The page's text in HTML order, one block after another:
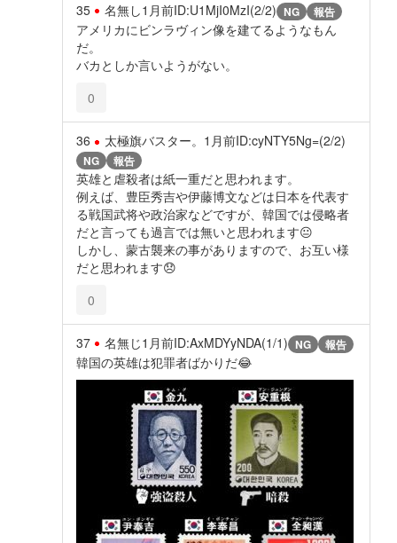
35 名無し1月前ID:U1MjI0MzI(2/2) NG 報告
アメリカにビンラヴィン像を建てるようなもん
だ。
バカとしか言いようがない。
0
36 太極旗バスター。 1月前ID:cyNTY5Ng=(2/2)
NG 報告
英雄と虐殺者は紙一重だと思われます。
例えば、豊臣秀吉や伊藤博文などは日本を代表す
る戦国武将や政治家などですが、韓国では侵略者
だと言っても過言では無いと思われます😐️
しかし、蒙古襲来の事がありますので、お互い様
だと思われます😞
0
37 名無じ1月前ID:AxMDYyNDA(1/1) NG 報告
韓国の英雄は犯罪者ばかりだ😂